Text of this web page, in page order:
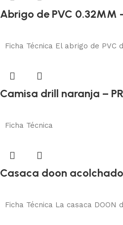
Abrigo de PVC 0.32MM
Protección corporal
Ficha Técnica El abrigo de
Camisa drill naranja –
Ficha Técnica
Casaca doon acolchado
Ficha Técnica La casaca